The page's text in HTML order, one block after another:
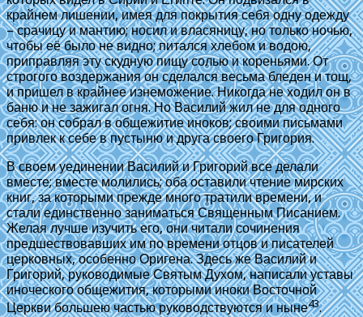
крайнем лишении, имея для покрытия себя одну одежду
– срачицу и мантию; носил и власяницу, но только ночью,
чтобы её было не видно; питался хлебом и водою,
приправляя эту скудную пищу солью и кореньями. От
строгого воздержания он сделался весьма бледен и тощ,
и пришел в крайнее изнеможение. Никогда не ходил он в
баню и не зажигал огня. Но Василий жил не для одного
себя: он собрал в общежитие иноков; своими письмами
привлек к себе в пустыню и друга своего Григория.
В своем уединении Василий и Григорий все делали
вместе; вместе молились; оба оставили чтение мирских
книг, за которыми прежде много тратили времени, и
стали единственно заниматься Священным Писанием.
Желая лучше изучить его, они читали сочинения
предшествовавших им по времени отцов и писателей
церковных, особенно Оригена. Здесь же Василий и
Григорий, руководимые Святым Духом, написали уставы
иноческого общежития, которыми иноки Восточной
Церкви большею частью руководствуются и ныне43.